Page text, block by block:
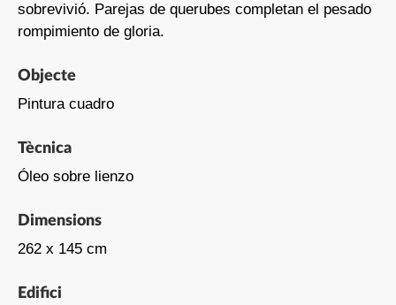
sobrevivió. Parejas de querubes completan el pesado
rompimiento de gloria.
Objecte
Pintura cuadro
Tècnica
Óleo sobre lienzo
Dimensions
262 x 145 cm
Edifici